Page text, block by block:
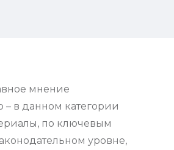
мнение
– в данном категории
по ключевым
уровне,